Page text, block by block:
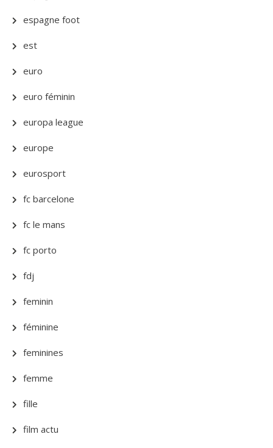
espagne foot
est
euro
euro féminin
europa league
europe
eurosport
fc barcelone
fc le mans
fc porto
fdj
feminin
féminine
feminines
femme
fille
film actu